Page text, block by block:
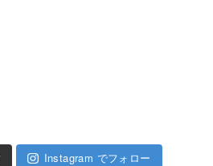
Instagram でフォロー